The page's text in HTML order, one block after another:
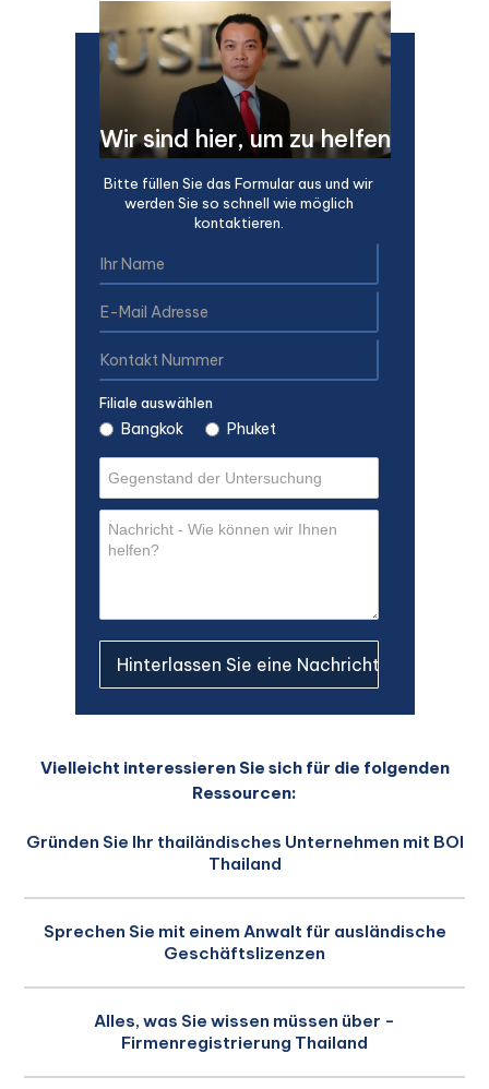
Wir sind hier, um zu helfen
Bitte füllen Sie das Formular aus und wir
werden Sie so schnell wie möglich
kontaktieren.
Filiale auswählen
Bangkok Phuket
Vielleicht interessieren Sie sich für die folgenden
Ressourcen:
Gründen Sie Ihr thailändisches Unternehmen mit BOI
Thailand
Sprechen Sie mit einem Anwalt für ausländische
Geschäftslizenzen
Alles, was Sie wissen müssen über -
Firmenregistrierung Thailand